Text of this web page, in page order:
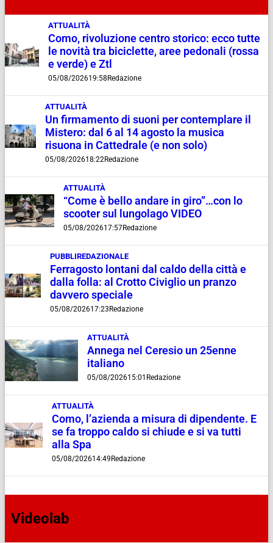
ATTUALITÀ
Como, rivoluzione centro storico: ecco tutte
le novità tra biciclette, aree pedonali (rossa
e verde) e Ztl
05/08/202619:58Redazione
ATTUALITÀ
Un firmamento di suoni per contemplare il
Mistero: dal 6 al 14 agosto la musica
risuona in Cattedrale (e non solo)
05/08/202618:22Redazione
ATTUALITÀ
“Come è bello andare in giro”…con lo
scooter sul lungolago VIDEO
05/08/202617:57Redazione
PUBBLIREDAZIONALE
Ferragosto lontani dal caldo della città e
dalla folla: al Crotto Civiglio un pranzo
davvero speciale
05/08/202617:23Redazione
ATTUALITÀ
Annega nel Ceresio un 25enne
italiano
05/08/202615:01 Redazione
ATTUALITÀ
Como, l’azienda a misura di dipendente. E
se fa troppo caldo si chiude e si va tutti
alla Spa
05/08/202614:49Redazione
Videolab